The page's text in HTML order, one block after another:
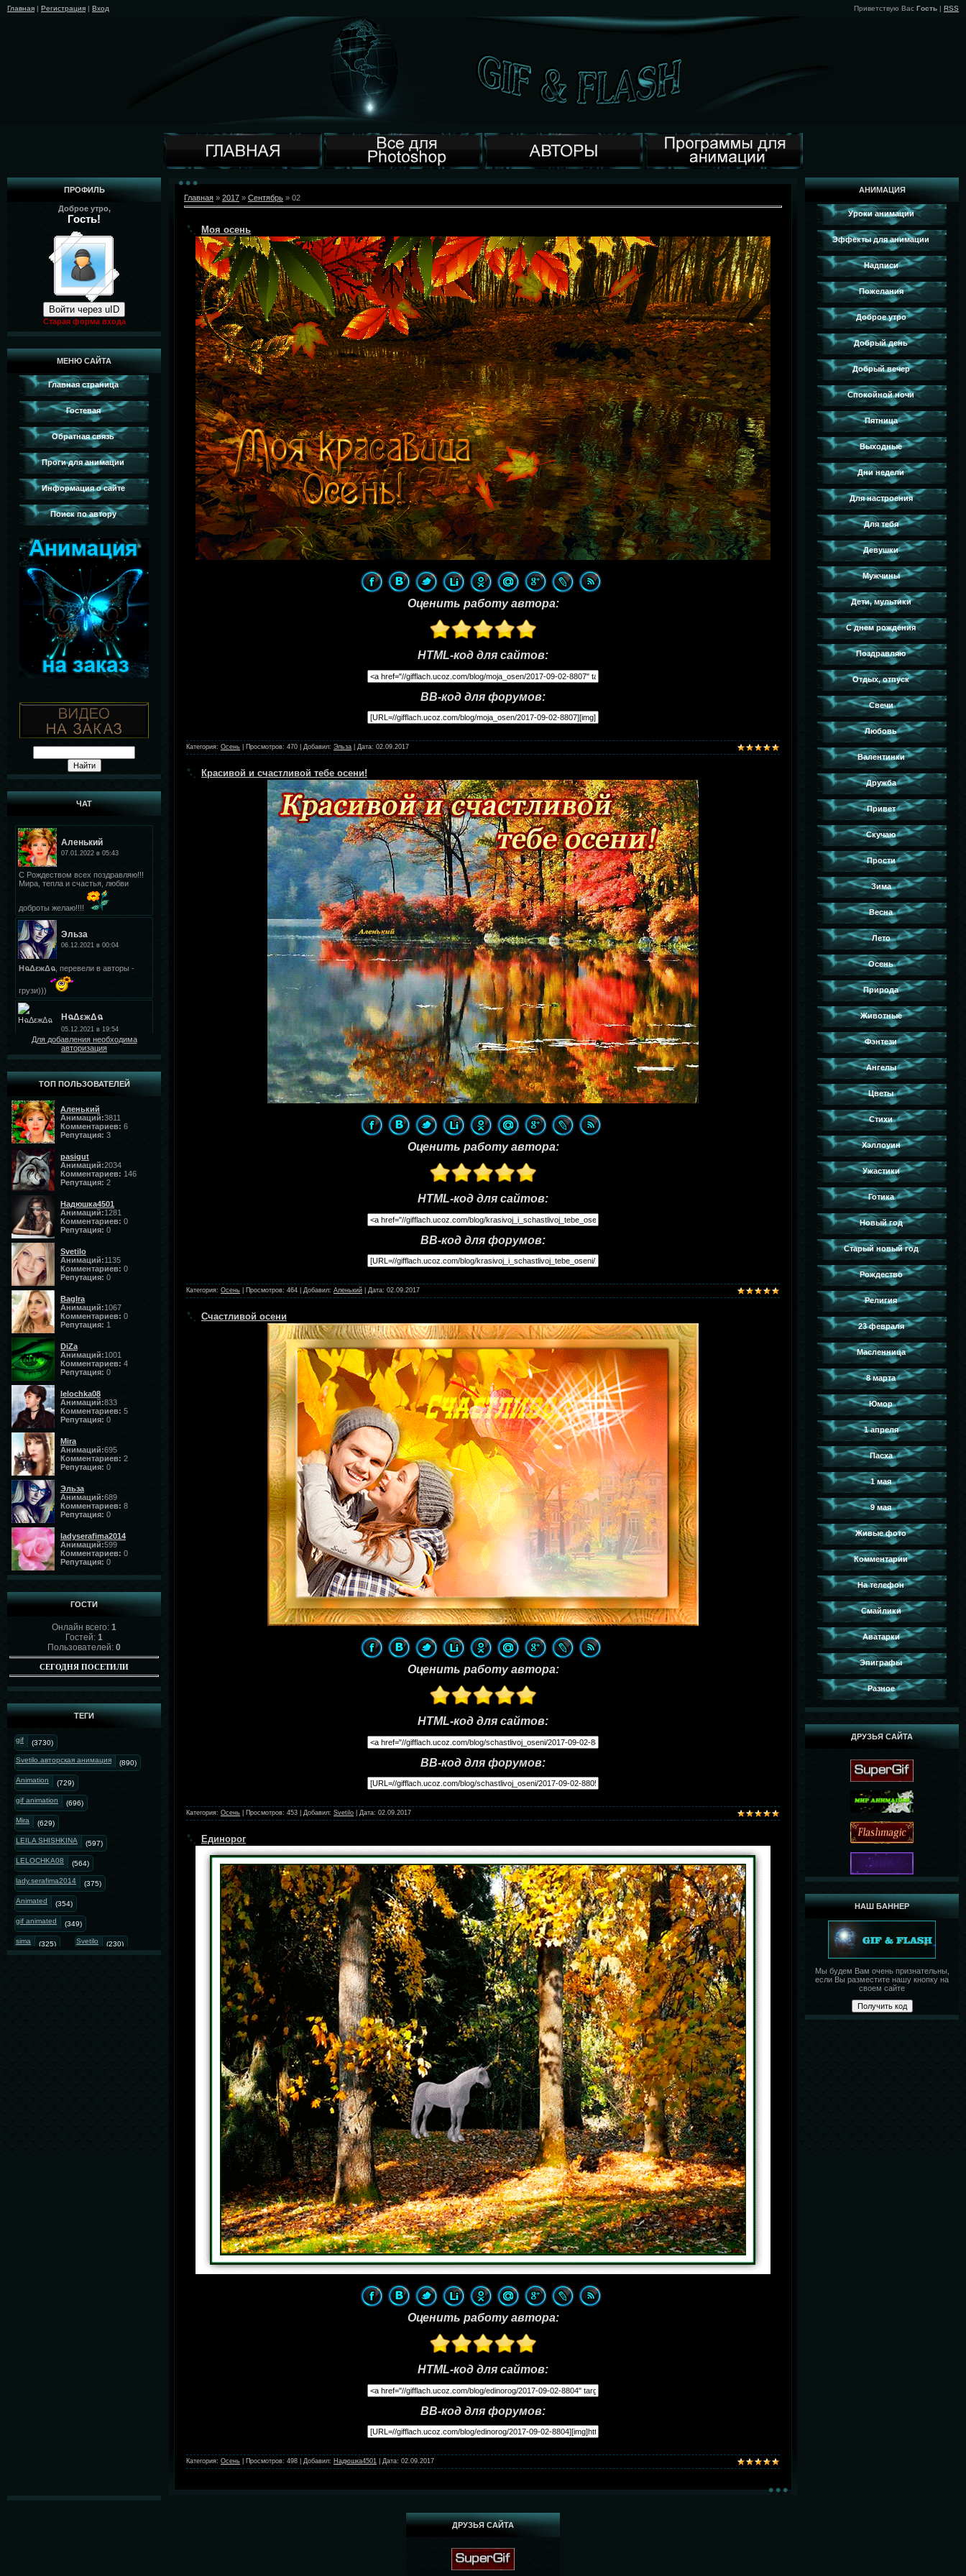
Главная | Регистрация | Вход Приветствую Вас Гость | RSS
ПРОФИЛЬ
Доброе утро,
Гость!
Войти через uID
Старая форма входа
МЕНЮ САЙТА
Главная страница
Гостевая
Обратная связь
Проги для анимации
Информация о сайте
Поиск по автору
ЧАТ
Для добавления необходима
авторизация
ТОП ПОЛЬЗОВАТЕЛЕЙ
Аленький
Анимаций:3811
Комментариев: 6
Репутация: 3
pasigut
Анимаций:2034
Комментариев: 146
Репутация: 2
Надюшка4501
Анимаций:1281
Комментариев: 0
Репутация: 0
Svetilo
Анимаций:1135
Комментариев: 0
Репутация: 0
BagIra
Анимаций:1067
Комментариев: 0
Репутация: 1
DiZa
Анимаций:1001
Комментариев: 4
Репутация: 0
lelochka08
Анимаций:833
Комментариев: 5
Репутация: 0
Mira
Анимаций:695
Комментариев: 2
Репутация: 0
Эльза
Анимаций:689
Комментариев: 8
Репутация: 0
ladyserafima2014
Анимаций:599
Комментариев: 0
Репутация: 0
ГОСТИ
Онлайн всего: 1
Гостей: 1
Пользователей: 0
СЕГОДНЯ ПОСЕТИЛИ
ТЕГИ
gif (3730)
Svetilo.авторская анимация (890)
Animation (729)
gif animation (696)
Mira (629)
LEILA SHISHKINA (597)
LELOCHKA08 (564)
lady.serafima2014 (375)
Animated (354)
gif animated (349)
sima (325) Svetilo (230)
Главная » 2017 » Сентябрь » 02
Моя осень
Оценить работу автора:
HTML-код для сайтов:
BB-код для форумов:
Категория: Осень Просмотров: 470 Добавил: Эльза Дата: 02.09.2017
Красивой и счастливой тебе осени!
Оценить работу автора:
HTML-код для сайтов:
BB-код для форумов:
Категория: Осень Просмотров: 464 Добавил: Аленький Дата: 02.09.2017
Счастливой осени
Оценить работу автора:
HTML-код для сайтов:
BB-код для форумов:
Категория: Осень Просмотров: 453 Добавил: Svetilo Дата: 02.09.2017
Единорог
Оценить работу автора:
HTML-код для сайтов:
BB-код для форумов:
Категория: Осень Просмотров: 498 Добавил: Надюшка4501 Дата: 02.09.2017
АНИМАЦИЯ
Уроки анимации
Эффекты для анимации
Надписи
Пожелания
Доброе утро
Добрый день
Добрый вечер
Спокойной ночи
Пятница
Выходные
Дни недели
Для настроения
Для тебя
Девушки
Мужчины
Дети, мультики
С днем рождения
Поздравляю
Отдых, отпуск
Свечи
Любовь
Валентинки
Дружба
Привет
Скучаю
Прости
Зима
Весна
Лето
Осень
Природа
Животные
Фэнтези
Ангелы
Цветы
Стихи
Хэллоуин
Ужастики
Готика
Новый год
Старый новый год
Рождество
Религия
23 февраля
Масленница
8 марта
Юмор
1 апреля
Пасха
1 мая
9 мая
Живые фото
Комментарии
На телефон
Смайлики
Аватарки
Эпиграфы
Разное
ДРУЗЬЯ САЙТА
НАШ БАННЕР
Мы будем Вам очень признательны,
если Вы разместите нашу кнопку на
своем сайте
ДРУЗЬЯ САЙТА